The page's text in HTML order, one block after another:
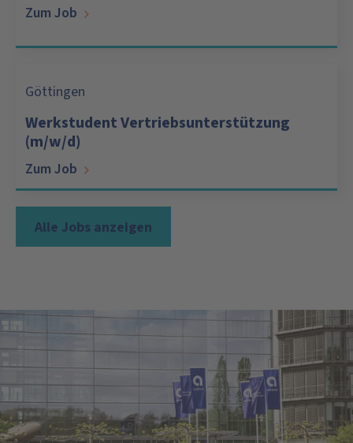
Zum Job
Göttingen
Werkstudent Vertriebsunterstützung
(m/w/d)
Zum Job
Alle Jobs anzeigen